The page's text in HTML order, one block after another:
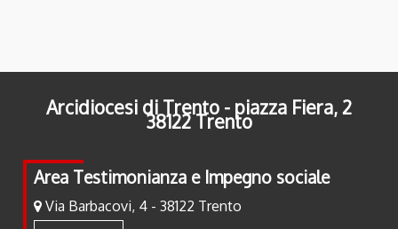
Arcidiocesi di Trento - piazza Fiera, 2
38122 Trento
Area Testimonianza e Impegno sociale
Via Barbacovi, 4 - 38122 Trento